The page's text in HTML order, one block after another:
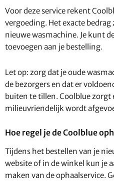
Voor deze service rekent
vergoeding. Het exacte
nieuwe wasmachine. Je kunt
toevoegen aan je bestelling.
Let op: zorg dat je oude
de bezorgers en dat er
buiten te tillen. Coolblue zorgt
milieuvriendelijk wordt
Hoe regel je de Coolblue
Tijdens het bestellen van je
website of in de winkel kun je
maken van de ophaalservice.